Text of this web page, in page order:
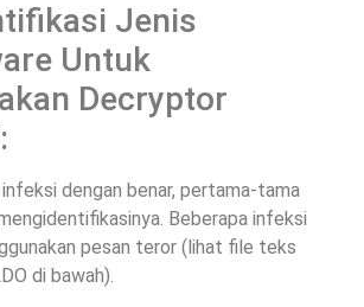
Jenis
Untuk
Decryptor
dengan benar, pertama-tama
Beberapa infeksi
pesan teror (lihat file teks
di bawah).